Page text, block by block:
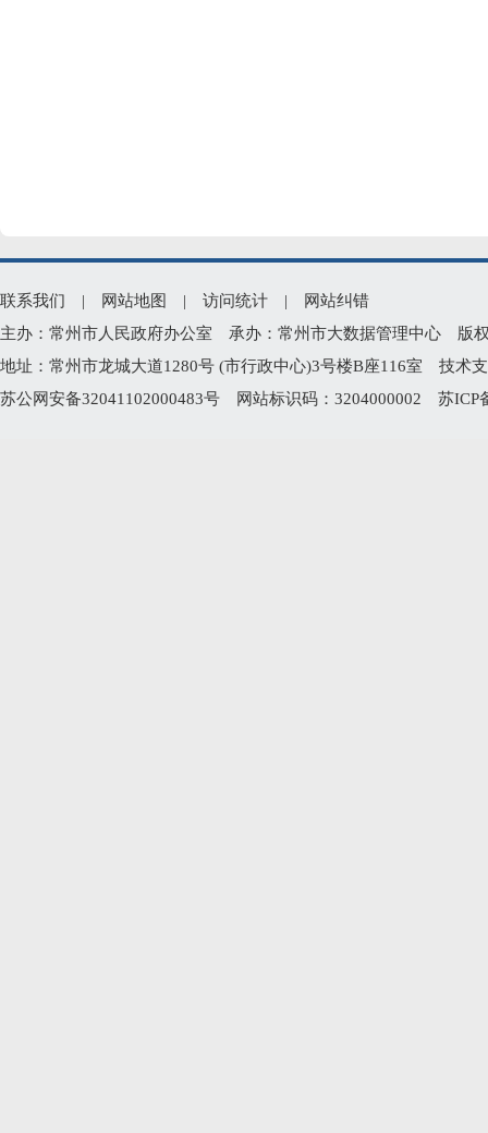
联系我们 | 网站地图 | 访问统计 |
网站纠错
主办：常州市人民政府办公室 承办：常州市大数据管理中心 版
地址：常州市龙城大道1280号 (市行政中心)3号楼B座116室 技术
苏公网安备32041102000483号 网站标识码：3204000002 苏ICP